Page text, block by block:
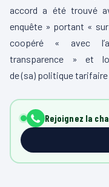
accord a été trouvé
enquête » portant «
coopéré « avec
transparence » et
de(sa) politique tarifaire
Rejoignez la